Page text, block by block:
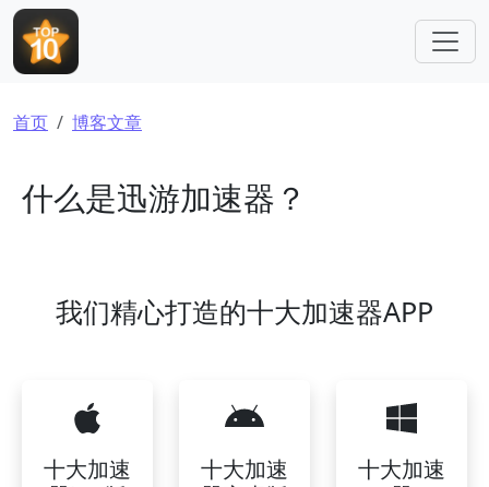
跳转到主要内容
面包屑
首页 博客文章
什么是迅游加速器？
我们精心打造的十大加速器APP
十大加速
十大加速
十大加速